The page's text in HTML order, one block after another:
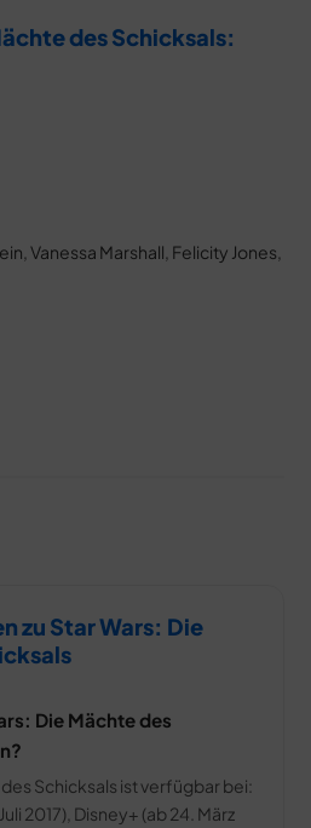
des Schicksals:
Vanessa Marshall, Felicity Jones,
zu Star Wars: Die
Die Mächte des
Schicksals ist verfügbar bei:
2017), Disney+ (ab 24. März